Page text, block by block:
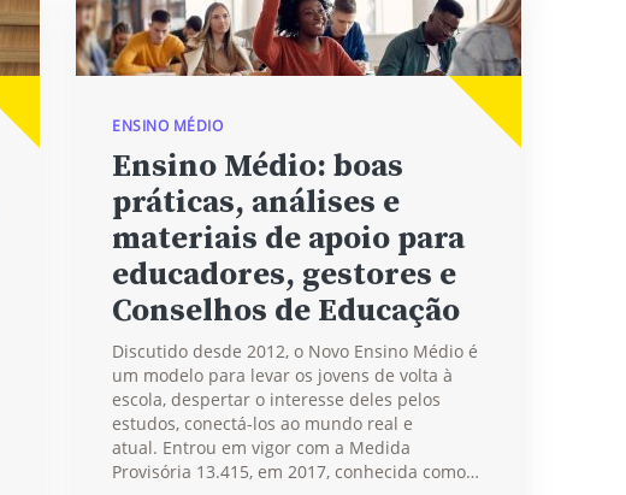
ENSINO MÉDIO
Ensino Médio: boas
práticas, análises e
materiais de apoio para
educadores, gestores e
Conselhos de Educação
Discutido desde 2012, o Novo Ensino Médio é
um modelo para levar os jovens de volta à
escola, despertar o interesse deles pelos
estudos, conectá-los ao mundo real e
atual. Entrou em vigor com a Medida
Provisória 13.415, em 2017, conhecida como…